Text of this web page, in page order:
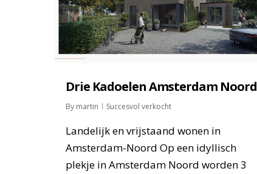
Drie Kadoelen Amsterdam Noord
By martin Succesvol verkocht
Landelijk en vrijstaand wonen in
Amsterdam-Noord Op een idyllisch
plekje in Amsterdam Noord worden 3